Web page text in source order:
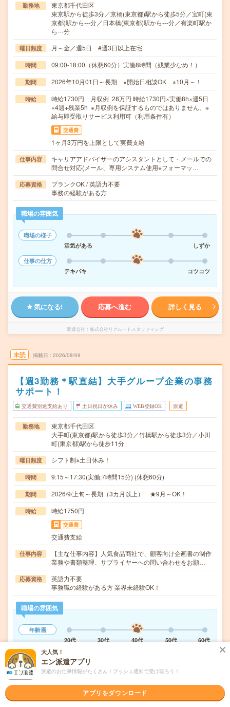
勤務地
東京都千代田区
東京駅から徒歩3分／京橋(東京都)駅から徒歩5分／宝町(東
京都)駅から---分／日本橋(東京都)駅から---分／有楽町駅か
ら---分
曜日頻度 月～金／週5日 #週3日以上在宅
時間 09:00-18:00（休憩60分）実働8時間（残業少なめ！）
期間 2026年10月01日～長期 ※開始日相談OK ※10月～！
時給
時給1730円 月収例 28万円 時給1730円×実働8h×週5日
×4週+残業5h ※月収例を保証するものではありません。※
給与即受取りサービス利用可（利用条件有）
交通費
1ヶ月3万円を上限として実費支給
仕事内容
キャリアアドバイザーのアシスタントとして・メールでの
問合せ対応(メール、専用システム使用※フォーマッ…
応募資格
ブランクOK / 英語力不要
事務の経験がある方
職場の雰囲気
職場の様子
活気がある
しずか
仕事の仕方
テキパキ
コツコツ
気になる! 応募へ進む 詳しく見る
派遣会社 株式会社リクルートスタッフィング
未読 掲載日 2026/08/09
【週3勤務＊駅直結】大手グループ企業の事務
サポート！
交通費別途支給あり 土日祝日が休み WEB登録OK 派遣
勤務地
東京都千代田区
大手町(東京都)駅から徒歩3分／竹橋駅から徒歩3分／小川
町(東京都)駅から徒歩11分
曜日頻度 シフト制※土日休み！
時間 9:15～17:30(実働:7時間15分) (休憩60分)
期間 2026/9/上旬～長期（3カ月以上） ★9月～OK！
時給 時給1750円
交通費
交通費支給
仕事内容
【主な仕事内容】人気食品商社で、顧客向け企画書の制作
業務や書類整理、サプライヤーへの問い合わせをお願…
応募資格
英語力不要
事務職の経験がある方 業界未経験OK！
職場の雰囲気
年齢層
20代
30代 40代 50代
60代
仕事の仕方
テキパキ
気になる! 応募へ進む 詳しく見る
大人気！
エン派遣アプリ
派遣のお仕事情報がたくさん！プッシュ通知で受け取ろう！
アプリをダウンロード